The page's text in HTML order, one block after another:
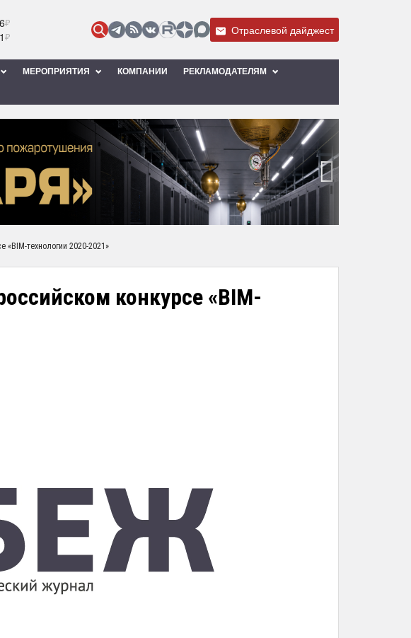
₽
₽ Отраслевой дайджест
МЕРОПРИЯТИЯ КОМПАНИИ
РЕКЛАМОДАТЕЛЯМ
«BIM-технологии 2020-2021»
конкурсе «BIM-